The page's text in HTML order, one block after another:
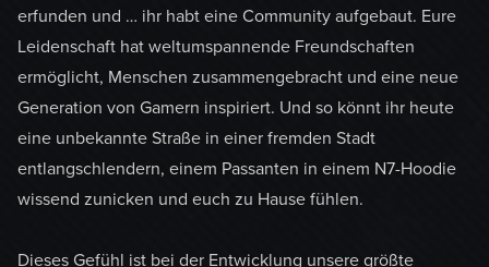
erfunden und … ihr habt eine Community aufgebaut. Eure
Leidenschaft hat weltumspannende Freundschaften
ermöglicht, Menschen zusammengebracht und eine neue
Generation von Gamern inspiriert. Und so könnt ihr heute
eine unbekannte Straße in einer fremden Stadt
entlangschlendern, einem Passanten in einem N7-Hoodie
wissend zunicken und euch zu Hause fühlen.
Dieses Gefühl ist bei der Entwicklung unsere größte